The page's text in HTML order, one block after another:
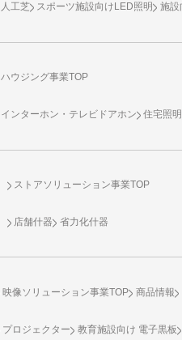
人工芝 スポーツ施設向け LED照明 施設
ハウジング事業TOP
インターホン・テレビドアホン 住宅照明
ストアソリューション事業TOP
店舗什器 省力化什器
映像ソリューション事業TOP 商品情報
プロジェクター 教育施設向け 電子黒板